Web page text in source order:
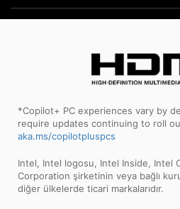
*Copilot+ PC experiences vary by
require updates continuing to roll
aka.ms/copilotpluspcs
Intel, Intel logosu, Intel Inside, Intel
Corporation şirketinin veya bağlı
diğer ülkelerde ticari markalarıdır.